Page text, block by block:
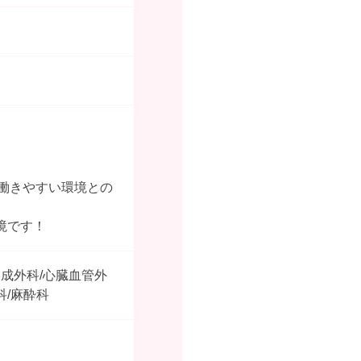
きやすい環境との
す！
外科/心臓血管外
/麻酔科